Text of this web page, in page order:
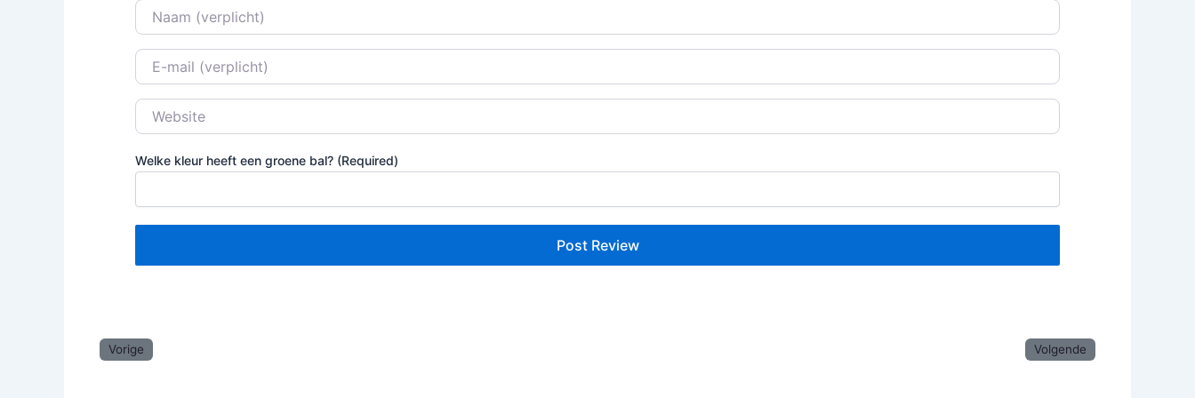
Naam
E-mail
Website
Welke kleur heeft een groene bal? (Required)
Vorige Volgende